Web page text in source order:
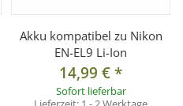
Akku kompatibel zu Nikon
EN-EL9 Li-Ion
14,99 €*
Sofort lieferbar